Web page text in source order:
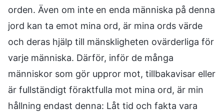
orden. Även om inte en enda människa på denna
jord kan ta emot mina ord, är mina ords värde
och deras hjälp till mänskligheten ovärderliga för
varje människa. Därför, inför de många
människor som gör uppror mot, tillbakavisar eller
är fullständigt föraktfulla mot mina ord, är min
hållning endast denna: Låt tid och fakta vara